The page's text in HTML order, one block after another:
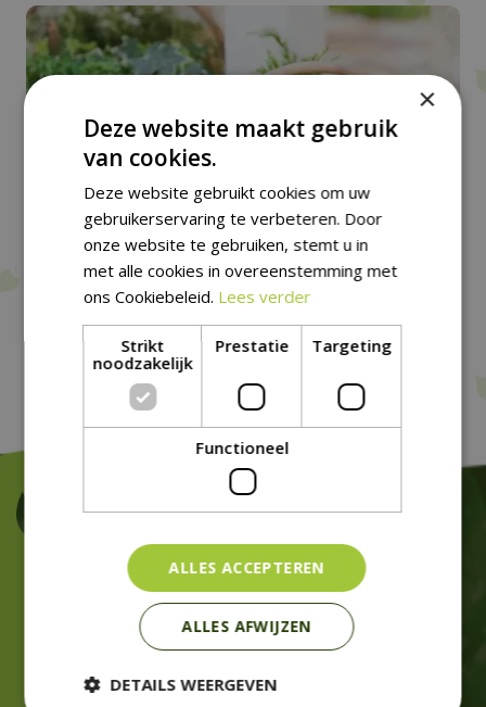
Mandwerk
×
Deze website maakt gebruik
van cookies.
Deze website gebruikt cookies om uw
gebruikerservaring te verbeteren. Door
onze website te gebruiken, stemt u in
met alle cookies in overeenstemming met
ons Cookiebeleid. Lees verder
Strikt
noodzakelijk
Prestatie Targeting
Functioneel
ALLES ACCEPTEREN
ALLES AFWIJZEN
DETAILS WEERGEVEN